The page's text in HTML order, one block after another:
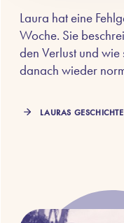
Laura hat eine
Woche. Sie
den Verlust und
danach wieder
LAURAS